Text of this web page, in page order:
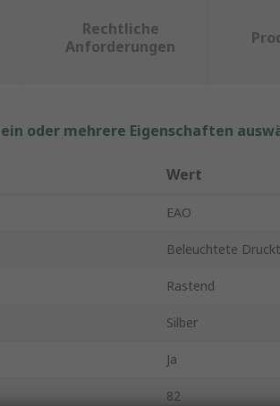
Rechtliche
Anforderungen
oder mehrere Eigenschaften
Wert
EAO
Beleuchtete
Rastend
Silber
Ja
82